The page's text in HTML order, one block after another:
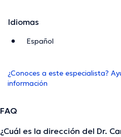
Idiomas
Español
¿Conoces a este especialista?
información
FAQ
¿Cuál es la dirección del Dr.